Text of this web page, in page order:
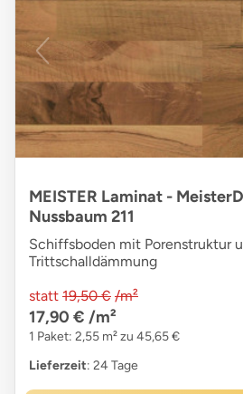
MEISTER Laminat -
Nussbaum 211
Schiffsboden mit Porenstruktur
Trittschalldämmung
statt 19,50 € /m²
17,90 € /m²
1 Paket: 2,55 m² zu 45,65 €
Lieferzeit: 24 Tage